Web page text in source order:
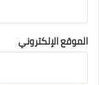
الموقع الإلكتروني